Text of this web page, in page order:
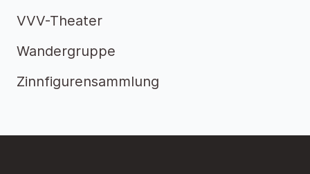
VVV-Theater
Wandergruppe
Zinnfigurensammlung